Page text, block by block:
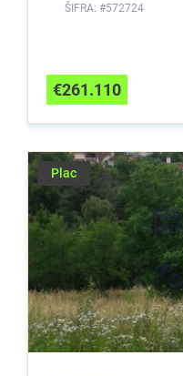
ŠIFRA: #572724
€261.110
Plac